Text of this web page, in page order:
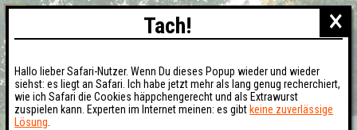
×
Tach!
Hallo lieber Safari-Nutzer. Wenn Du dieses Popup wieder und wieder
siehst: es liegt an Safari. Ich habe jetzt mehr als lang genug recherchiert,
wie ich Safari die Cookies häppchengerecht und als Extrawurst
zuspielen kann. Experten im Internet meinen: es gibt keine zuverlässige
Lösung